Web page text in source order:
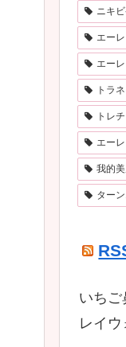
ニキ
エー
エー
トラ
トレ
エー
我的
ター
いちご
レイウ